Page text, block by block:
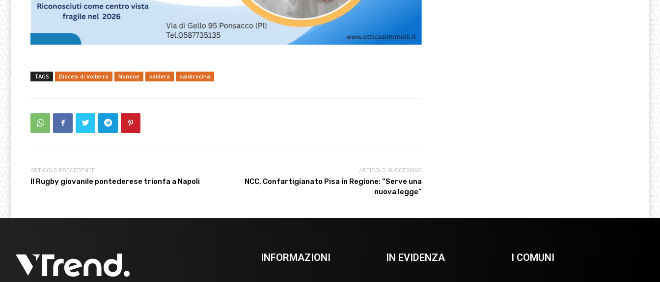
TAGS Diocesi di Volterra Nomine valdera valdicecina
ARTICOLO PRECEDENTE
Il Rugby giovanile pontederese trionfa a Napoli
ARTICOLO SUCCESSIVO
NCC, Confartigianato Pisa in Regione: “Serve una
nuova legge”
INFORMAZIONI IN EVIDENZA I COMUNI